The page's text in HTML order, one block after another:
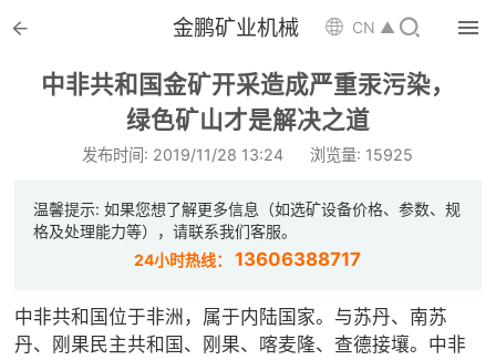
 金鹏矿业机械 CN ▲ 
中非共和国金矿开采造成严重汞污染，
绿色矿山才是解决之道
发布时间: 2019/11/28 13:24 浏览量: 15925
温馨提示: 如果您想了解更多信息（如选矿设备价格、参数、规
格及处理能力等），请联系我们客服。
24小时热线：13606388717
中非共和国位于非洲，属于内陆国家。与苏丹、南苏
丹、刚果民主共和国、刚果、喀麦隆、查德接壤。中非
 首页
 选矿设备

 解决方案
 案例中心